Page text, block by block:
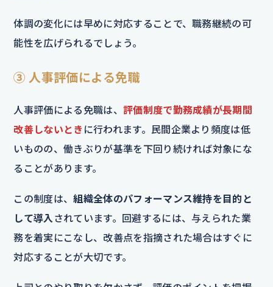
体調の変化には早めに対応することで、職務継続の可
能性を広げられるでしょう。
③ 人事評価による免職
人事評価による免職は、 評価制度で勤務成績が長期間
改善しないとき に行われます。民間企業より頻度は低
いものの、働きぶりが基準を下回り続ければ対象にな
ることがあります。
この制度は、組織全体のパフォーマンス維持を目的と
して導入 されています。回避するには、与えられた業
務を着実にこなし、改善点を指摘された場合はすぐに
対応することが大切です。